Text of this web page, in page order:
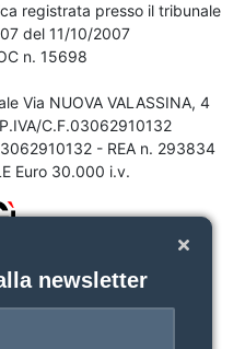
registrata presso il tribunale
del 11/10/2007
n. 15698
Via NUOVA VALASSINA, 4
C.F.03062910132
- REA n. 293834
Euro 30.000 i.v.
newsletter